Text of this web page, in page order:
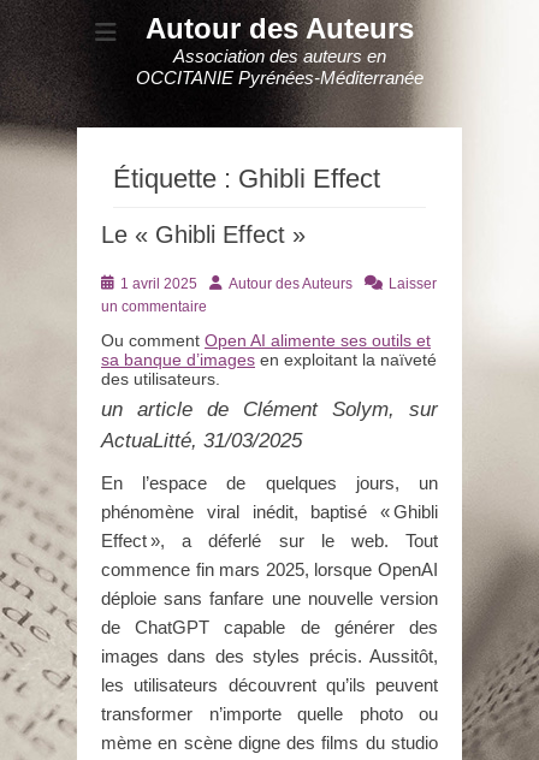
Autour des Auteurs
Association des auteurs en
OCCITANIE Pyrénées-Méditerranée
Étiquette : Ghibli Effect
Le « Ghibli Effect »
Posté
le
1 avril 2025 AuteurAutour des Auteurs
Laisser
un commentaire
Ou comment Open AI alimente ses outils et
sa banque d’images en exploitant la naïveté
des utilisateurs.
un article de Clément Solym, sur
ActuaLitté, 31/03/2025
En l’espace de quelques jours, un
phénomène viral inédit, baptisé « Ghibli
Effect », a déferlé sur le web. Tout
commence fin mars 2025, lorsque OpenAI
déploie sans fanfare une nouvelle version
de ChatGPT capable de générer des
images dans des styles précis. Aussitôt,
les utilisateurs découvrent qu’ils peuvent
transformer n’importe quelle photo ou
mème en scène digne des films du studio